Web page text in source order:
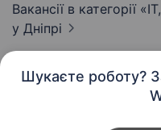
Шукаєте роботу?
Вакансії в категорії
у Дніпрі